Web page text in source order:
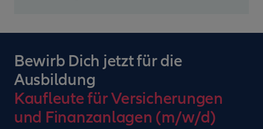
Bewirb Dich jetzt für die
Ausbildung
Kaufleute für Versicherungen
und Finanzanlagen (m/w/d)